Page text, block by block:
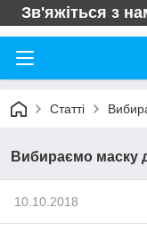
Зв'яжіться з
Статті
Вибираємо маску
10.10.2018